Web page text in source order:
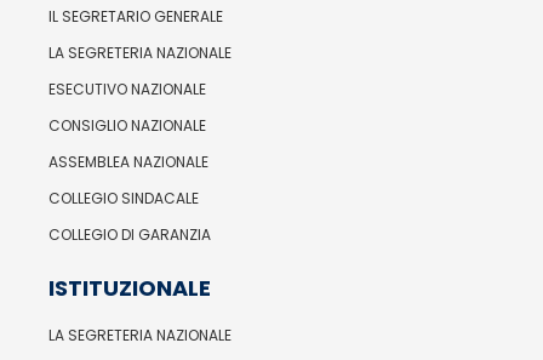
IL SEGRETARIO GENERALE
LA SEGRETERIA NAZIONALE
ESECUTIVO NAZIONALE
CONSIGLIO NAZIONALE
ASSEMBLEA NAZIONALE
COLLEGIO SINDACALE
COLLEGIO DI GARANZIA
ISTITUZIONALE
LA SEGRETERIA NAZIONALE